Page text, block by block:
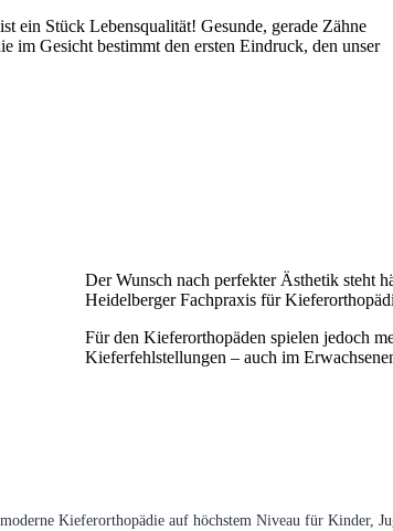
ein Stück Lebensqualität! Gesunde, gerade Zähne
im Gesicht bestimmt den ersten Eindruck, den unser
Der Wunsch nach perfekter Ästhetik steht
Heidelberger Fachpraxis für
Für den Kieferorthopäden spielen jedoch
Kieferfehlstellungen – auch im
Kieferorthopädie auf höchstem Niveau für Kinder,